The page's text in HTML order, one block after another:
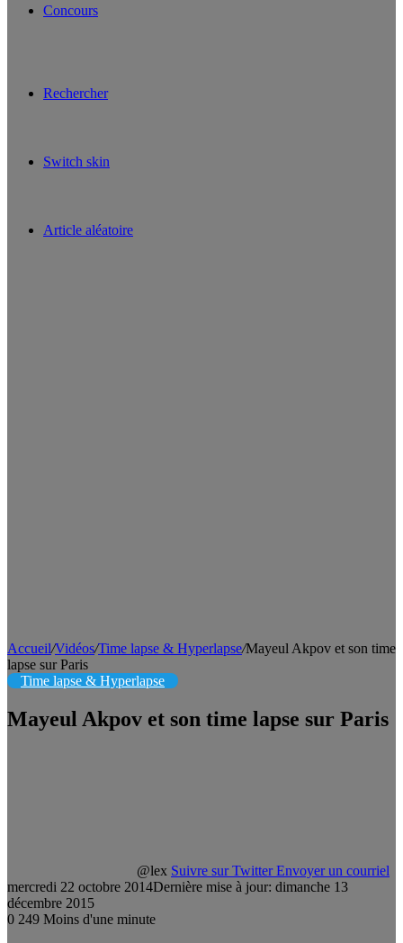
Concours
Rechercher
Switch skin
Article aléatoire
Accueil/Vidéos/Time lapse & Hyperlapse/Mayeul Akpov et son time
lapse sur Paris
Time lapse & Hyperlapse
Mayeul Akpov et son time lapse sur Paris
@lex Suivre sur Twitter Envoyer un courriel
mercredi 22 octobre 2014Dernière mise à jour: dimanche 13
décembre 2015
0 249 Moins d'une minute